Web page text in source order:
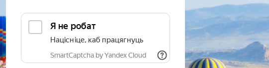
Я не робат
Націсніце, каб працягнуць
SmartCaptcha by Yandex Cloud